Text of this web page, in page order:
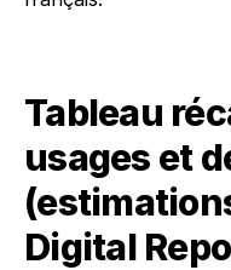
Tableau
usages et
Digital